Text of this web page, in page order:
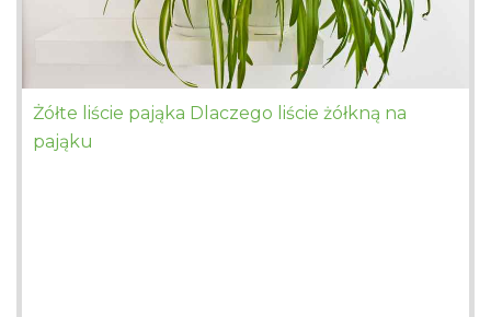
Żółte liście pająka Dlaczego liście żółkną na
pająku